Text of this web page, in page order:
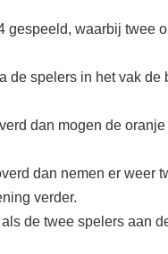
gespeeld, waarbij twee
de spelers in het vak de
dan mogen de
dan nemen er weer
verder.
de twee spelers aan